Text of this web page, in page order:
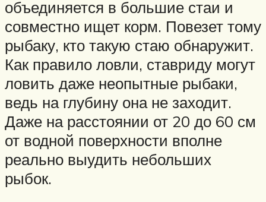
объединяется в большие стаи и
совместно ищет корм. Повезет тому
рыбаку, кто такую стаю обнаружит.
Как правило ловли, ставриду могут
ловить даже неопытные рыбаки,
ведь на глубину она не заходит.
Даже на расстоянии от 20 до 60 см
от водной поверхности вполне
реально выудить небольших
рыбок.